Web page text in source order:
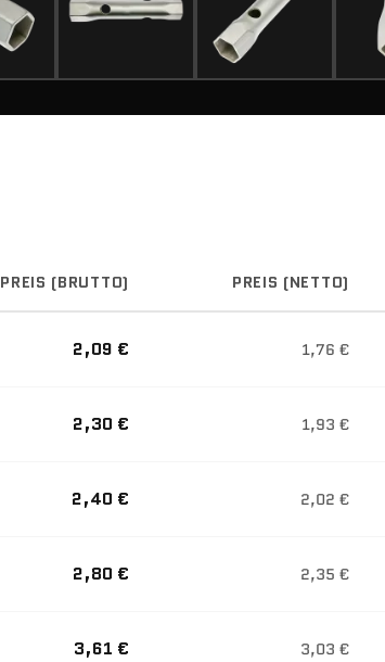
PREIS (BRUTTO) PREIS (NETTO)
2,09 € 1,76 €
2,30 € 1,93 €
2,40 € 2,02 €
2,80 € 2,35 €
3,61 € 3,03 €